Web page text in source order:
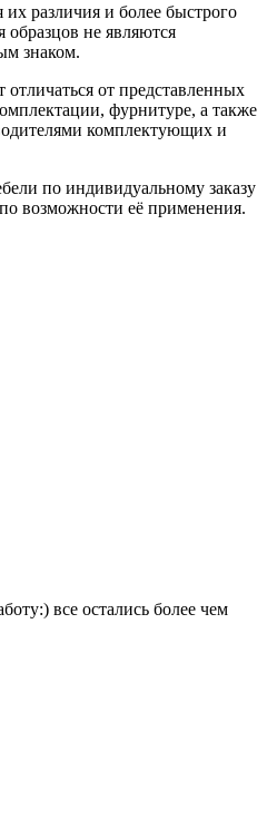
различия и более быстрого
образцов не являются
знаком.
от представленных
фурнитуре, а также
комплектующих и
по индивидуальному заказу
возможности её применения.
все остались более чем